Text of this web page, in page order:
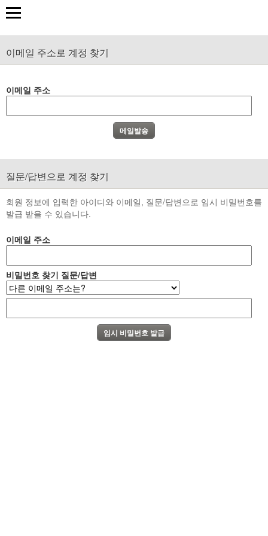
이메일 주소로 계정 찾기
이메일 주소
질문/답변으로 계정 찾기
회원 정보에 입력한 아이디와 이메일, 질문/답변으로 임시 비밀번호를
발급 받을 수 있습니다.
이메일 주소
비밀번호 찾기 질문/답변